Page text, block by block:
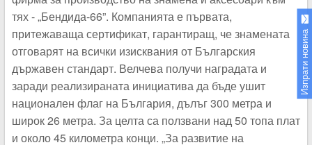
тях - „Бендида-66”. Компанията е първата,
притежаваща сертификат, гарантиращ, че знамената
отговарят на всички изисквания от Българския
държавен стандарт. Велчева получи наградата и
заради реализираната инициатива да бъде ушит
национален флаг на България, дълъг 300 метра и
широк 26 метра. За целта са ползвани над 50 топа плат
и около 45 километра конци. „За развитие на
Изпрати новина